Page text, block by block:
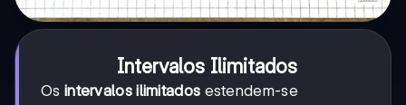
Intervalos Ilimitados
Os intervalos ilimitados estendem-se